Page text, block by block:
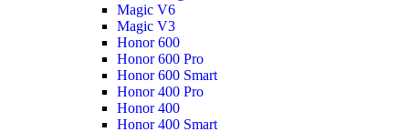
Magic V6
Magic V3
Honor 600
Honor 600 Pro
Honor 600 Smart
Honor 400 Pro
Honor 400
Honor 400 Smart